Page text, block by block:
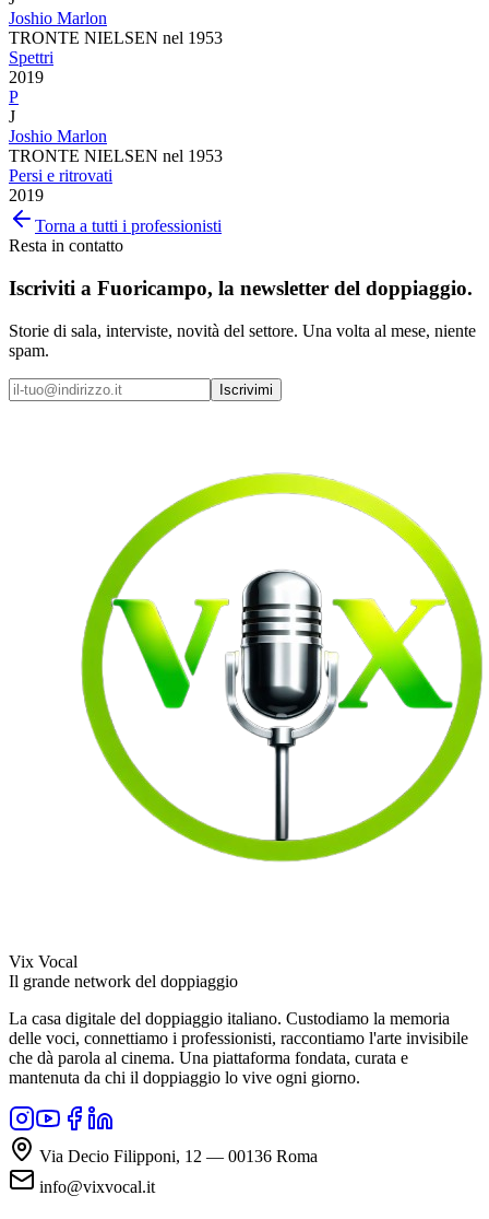
Joshio Marlon
TRONTE NIELSEN nel 1953
Spettri
2019
P
J
Joshio Marlon
TRONTE NIELSEN nel 1953
Persi e ritrovati
2019
Torna a tutti i professionisti
Resta in contatto
Iscriviti a Fuoricampo, la newsletter del doppiaggio.
Storie di sala, interviste, novità del settore. Una volta al mese, niente
spam.
Iscrivimi
Vix Vocal
Il grande network del doppiaggio
La casa digitale del doppiaggio italiano. Custodiamo la memoria
delle voci, connettiamo i professionisti, raccontiamo l'arte invisibile
che dà parola al cinema. Una piattaforma fondata, curata e
mantenuta da chi il doppiaggio lo vive ogni giorno.
Via Decio Filipponi, 12 — 00136 Roma
info@vixvocal.it